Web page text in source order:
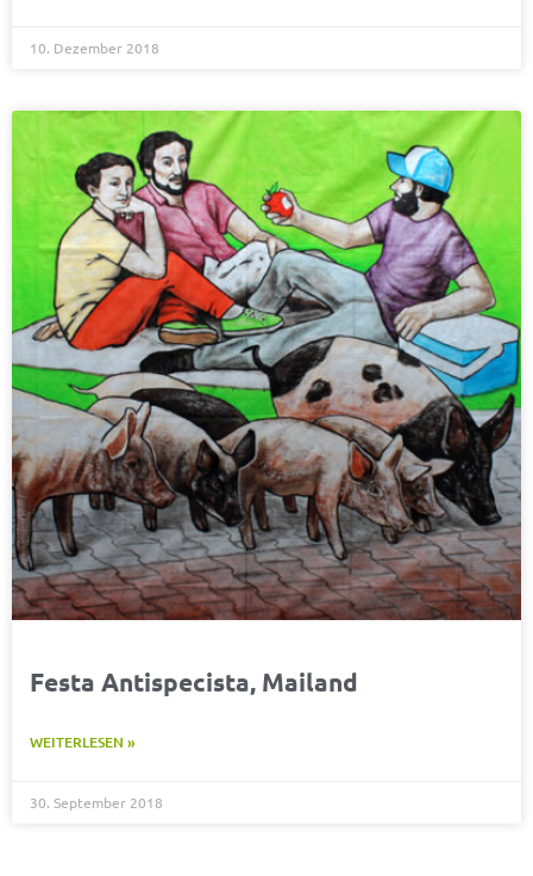
10. Dezember 2018
Festa Antispecista, Mailand
WEITERLESEN »
30. September 2018